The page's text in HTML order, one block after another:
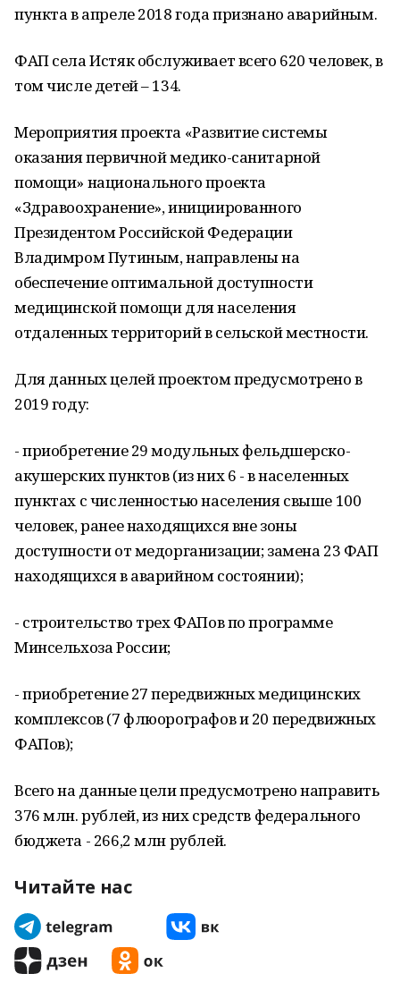
пункта в апреле 2018 года признано аварийным.
ФАП села Истяк обслуживает всего 620 человек, в
том числе детей – 134.
Мероприятия проекта «Развитие системы
оказания первичной медико-санитарной
помощи» национального проекта
«Здравоохранение», инициированного
Президентом Российской Федерации
Владимром Путиным, направлены на
обеспечение оптимальной доступности
медицинской помощи для населения
отдаленных территорий в сельской местности.
Для данных целей проектом предусмотрено в
2019 году:
- приобретение 29 модульных фельдшерско-
акушерских пунктов (из них 6 - в населенных
пунктах с численностью населения свыше 100
человек, ранее находящихся вне зоны
доступности от медорганизации; замена 23 ФАП
находящихся в аварийном состоянии);
- строительство трех ФАПов по программе
Минсельхоза России;
- приобретение 27 передвижных медицинских
комплексов (7 флюорографов и 20 передвижных
ФАПов);
Всего на данные цели предусмотрено направить
376 млн. рублей, из них средств федерального
бюджета - 266,2 млн рублей.
Читайте нас